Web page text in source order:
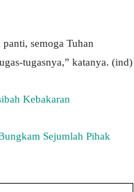
semoga Tuhan
tugasnya,” katanya. (ind)
Kebakaran
Sejumlah Pihak